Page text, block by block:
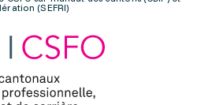
(SEFRI)